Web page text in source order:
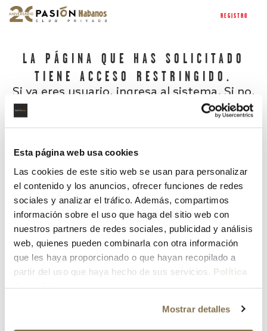
Esta página web usa cookies
Las cookies de este sitio web se usan para personalizar
el contenido y los anuncios, ofrecer funciones de redes
sociales y analizar el tráfico. Además, compartimos
información sobre el uso que haga del sitio web con
nuestros partners de redes sociales, publicidad y análisis
web, quienes pueden combinarla con otra información
que les haya proporcionado o que hayan recopilado a
partir del uso que haya hecho de sus servicios. Política
Mostrar detalles
REGISTRO
LA PÁGINA QUE HAS SOLICITADO
TIENE ACCESO RESTRINGIDO.
Si ya eres usuario, ingresa al sistema. Si no,
¿Has olvidado tu contraseña?